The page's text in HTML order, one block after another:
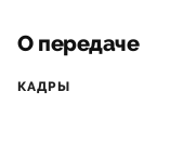
О передаче
КАДРЫ